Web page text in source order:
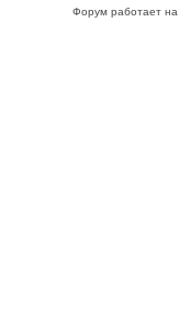
Форум работает